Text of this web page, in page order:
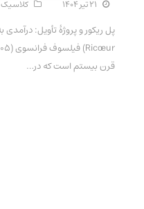
۲۱ تیر ۱۴۰۴ کلاسیک
قرن بیستم است که در…